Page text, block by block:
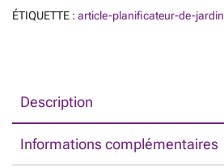
ÉTIQUETTE : article-planificateur-de-jardin
Description
Informations complémentaires